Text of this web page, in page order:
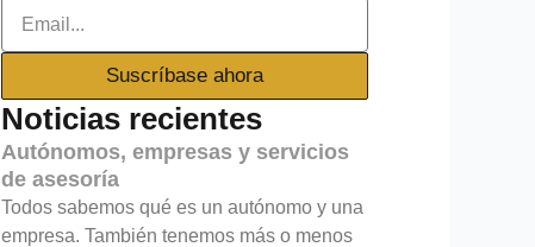
Suscríbase ahora
Noticias recientes
Autónomos, empresas y servicios
de asesoría
Todos sabemos qué es un autónomo y una
empresa. También tenemos más o menos